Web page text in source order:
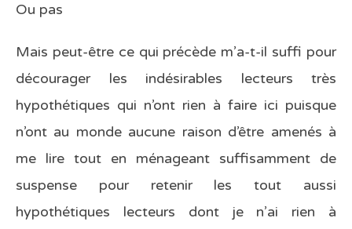
Ou pas
Mais peut-être ce qui précède m’a-t-il suffi pour
décourager les indésirables lecteurs très
hypothétiques qui n’ont rien à faire ici puisque
n’ont au monde aucune raison d’être amenés à
me lire tout en ménageant suffisamment de
suspense pour retenir les tout aussi
hypothétiques lecteurs dont je n’ai rien à